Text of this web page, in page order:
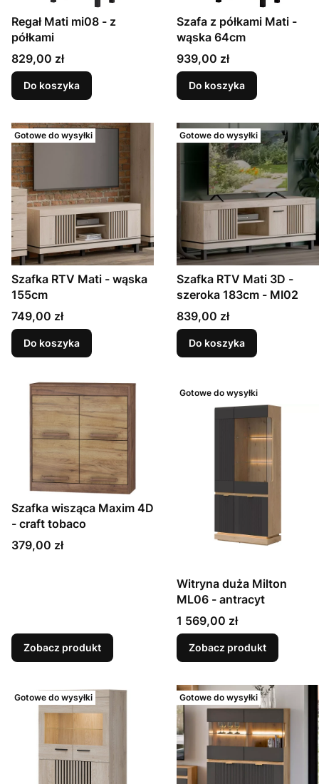
Regał Mati mi08 - z
półkami
Cena
829,00 zł
Do koszyka
Szafa z półkami Mati -
wąska 64cm
Cena
939,00 zł
Do koszyka
Gotowe do wysyłki
Szafka RTV Mati - wąska
155cm
Cena
749,00 zł
Do koszyka
Gotowe do wysyłki
Szafka RTV Mati 3D -
szeroka 183cm - MI02
Cena
839,00 zł
Do koszyka
Szafka wisząca Maxim 4D
- craft tobaco
Cena
379,00 zł
Zobacz produkt
Gotowe do wysyłki
Witryna duża Milton
ML06 - antracyt
Cena
1 569,00 zł
Zobacz produkt
Gotowe do wysyłki Gotowe do wysyłki